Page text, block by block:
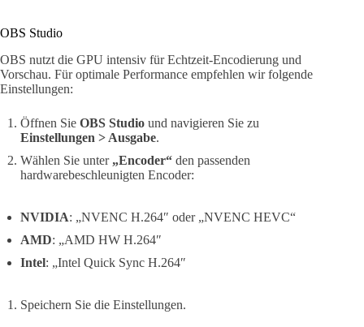
OBS Studio
OBS nutzt die GPU intensiv für Echtzeit-Encodierung und
Vorschau. Für optimale Performance empfehlen wir folgende
Einstellungen:
Öffnen Sie OBS Studio und navigieren Sie zu
Einstellungen > Ausgabe.
Wählen Sie unter „Encoder“ den passenden
hardwarebeschleunigten Encoder:
NVIDIA: „NVENC H.264″ oder „NVENC HEVC“
AMD: „AMD HW H.264″
Intel: „Intel Quick Sync H.264″
Speichern Sie die Einstellungen.